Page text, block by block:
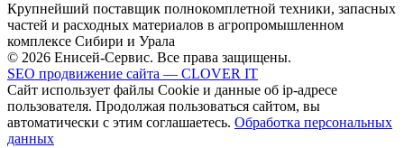
Крупнейший поставщик полнокомплетной техники, запасных
частей и расходных материалов в агропромышленном
комплексе Сибири и Урала
© 2026 Енисей-Сервис. Все права защищены.
SEO продвижение сайта — CLOVER IT
Сайт использует файлы Cookie и данные об ip-адресе
пользователя. Продолжая пользоваться сайтом, вы
автоматически с этим соглашаетесь. Обработка персональных
данных